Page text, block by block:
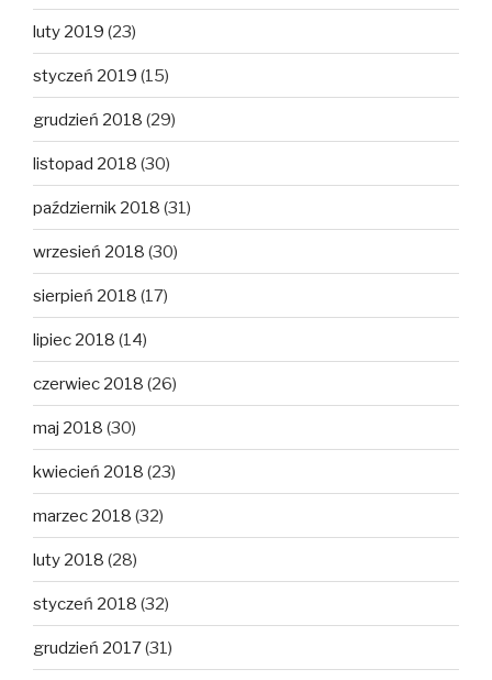
luty 2019 (23)
styczeń 2019 (15)
grudzień 2018 (29)
listopad 2018 (30)
październik 2018 (31)
wrzesień 2018 (30)
sierpień 2018 (17)
lipiec 2018 (14)
czerwiec 2018 (26)
maj 2018 (30)
kwiecień 2018 (23)
marzec 2018 (32)
luty 2018 (28)
styczeń 2018 (32)
grudzień 2017(31)